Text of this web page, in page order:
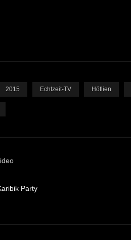
2015 Echtzeit-TV Höflien
Party